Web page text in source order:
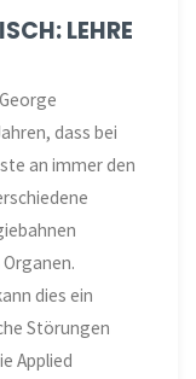
LEHRE
dass bei
an immer den
dies ein
Störungen
Applied